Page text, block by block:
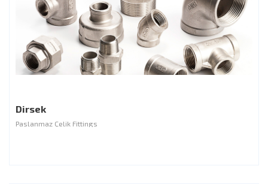
Dirsek
Paslanmaz Çelik Fittings